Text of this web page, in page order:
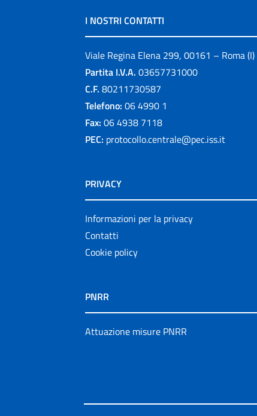
I NOSTRI CONTATTI
Viale Regina Elena 299, 00161 – Roma (I)
Partita I.V.A. 03657731000
C.F. 80211730587
Telefono: 06 4990 1
Fax: 06 4938 7118
PEC: protocollo.centrale@pec.iss.it
PRIVACY
Informazioni per la privacy
Contatti
Cookie policy
PNRR
Attuazione misure PNRR